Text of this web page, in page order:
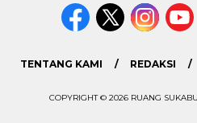
TENTANG KAMI REDAKSI
COPYRIGHT © 2026 RUANG